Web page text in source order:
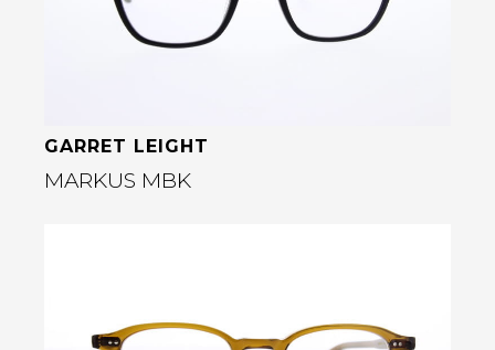
GARRET LEIGHT
MARKUS MBK